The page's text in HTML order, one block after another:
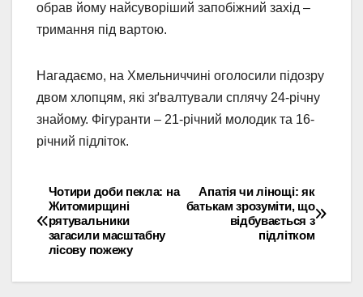
обрав йому найсуворіший запобіжний захід –
тримання під вартою.
Нагадаємо, на Хмельниччині оголосили підозру
двом хлопцям, які зґвалтували сплячу 24-річну
знайому. Фігуранти – 21-річний молодик та 16-
річний підліток.
Навігація
записів
Апатія чи лінощі: як
батькам зрозуміти, що
відбувається з
підлітком
Чотири доби пекла: на
Житомирщині
рятувальники
загасили масштабну
лісову пожежу